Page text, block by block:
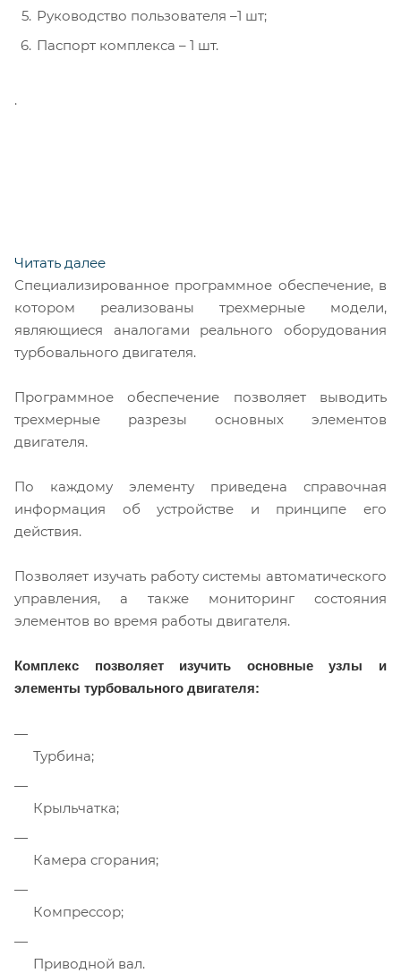
Руководство пользователя –1 шт;
Паспорт комплекса – 1 шт.
.
Читать далее
Специализированное программное обеспечение, в
котором реализованы трехмерные модели,
являющиеся аналогами реального оборудования
турбовального двигателя.
Программное обеспечение позволяет выводить
трехмерные разрезы основных элементов
двигателя.
По каждому элементу приведена справочная
информация об устройстве и принципе его
действия.
Позволяет изучать работу системы автоматического
управления, а также мониторинг состояния
элементов во время работы двигателя.
Комплекс позволяет изучить основные узлы и
элементы турбовального двигателя:
Турбина;
Крыльчатка;
Камера сгорания;
Компрессор;
Приводной вал.